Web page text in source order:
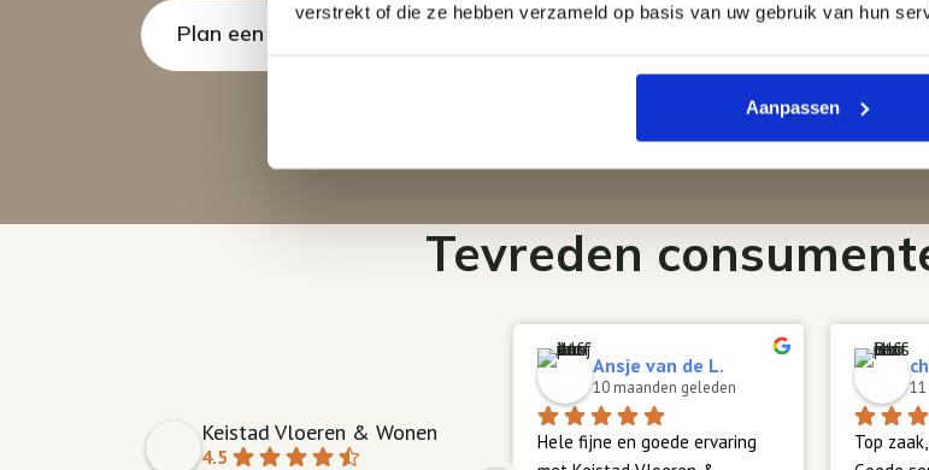
verstrekt of die ze hebben verzameld op basis van uw gebruik van hun
Aanpassen
Plan een afspraak in de showroom
Tevreden
Keistad Vloeren & Wonen
4.5
Ansje van de L.
10 maanden geleden
Hele fijne en goede ervaring
Top zaak,